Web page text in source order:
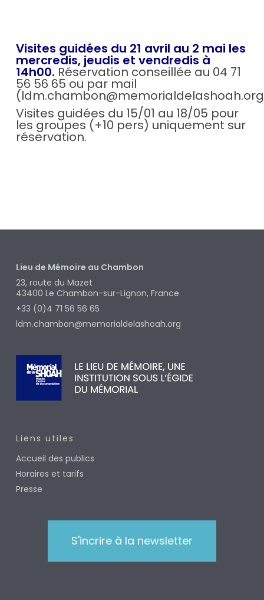
Visites guidées du 21 avril au 2 mai les
mercredis, jeudis et vendredis à
14h00. Réservation conseillée au 04 71
56 56 65 ou par mail
Visites guidées du 15/01 au 18/05 pour
les groupes (+10 pers) uniquement sur
réservation.
Lieu de Mémoire au Chambon
23, route du Mazet
43400 Le Chambon-sur-Lignon, France
+33 (0)4 71 56 56 65
ldm.chambon@memorialdelashoah.org
Liens utiles
Accueil des publics
Horaires et tarifs
Presse
S'incrire à la newsletter